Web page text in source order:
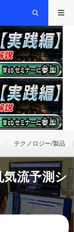
テクノロジー/製品
流予測シ